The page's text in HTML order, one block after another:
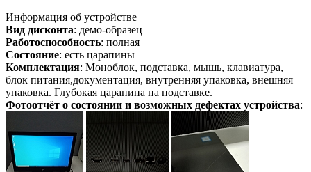
Информация об устройстве
Вид дисконта: демо-образец
Работоспособность: полная
Состояние: есть царапины
Комплектация: Моноблок, подставка, мышь, клавиатура,
блок питания,документация, внутренняя упаковка, внешняя
упаковка. Глубокая царапина на подставке.
Фотоотчёт о состоянии и возможных дефектах устройства: